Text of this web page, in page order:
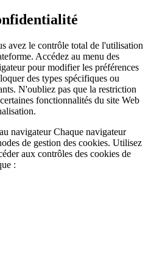
avez le contrôle total de l'utilisation
Accédez au menu des
pour modifier les préférences
des types spécifiques ou
N'oubliez pas que la restriction
fonctionnalités du site Web
navigateur Chaque navigateur
de gestion des cookies. Utilisez
aux contrôles des cookies de
: